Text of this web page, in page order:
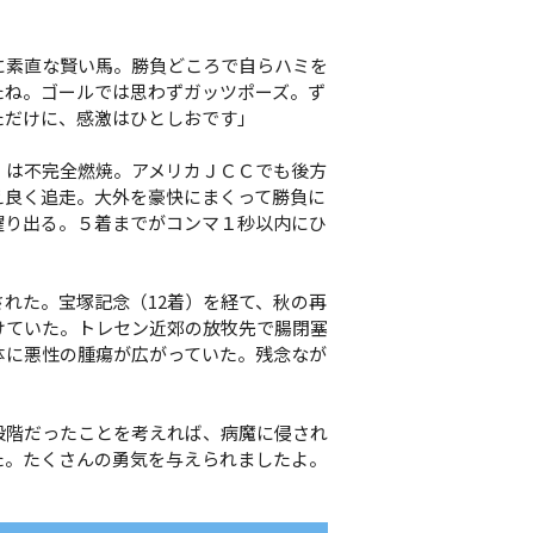
直な賢い馬。勝負どころで自らハミを
。ゴールでは思わずガッツポーズ。ず
けに、感激はひとしおです」
不完全燃焼。アメリカＪＣＣでも後方
く追走。大外を豪快にまくって勝負に
出る。５着までがコンマ１秒以内にひ
た。宝塚記念（12着）を経て、秋の再
いた。トレセン近郊の放牧先で腸閉塞
悪性の腫瘍が広がっていた。残念なが
だったことを考えれば、病魔に侵され
たくさんの勇気を与えられましたよ。